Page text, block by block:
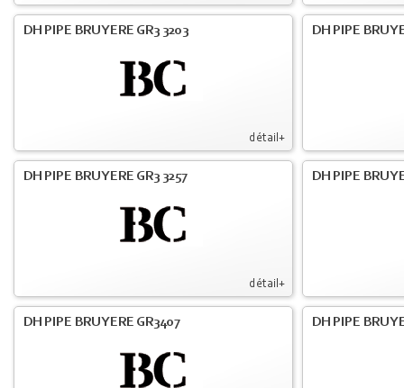
détail+
DH PIPE BRUYERE GR3 3203 DH PIPE
détail+
DH PIPE BRUYERE GR3 3257 DH PIPE
DH PIPE BRUYERE GR3407 DH PIPE